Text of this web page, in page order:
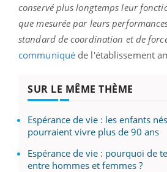
conservé plus longtemps leur
que mesurée par leurs
standard de coordination et de
communiqué de l'établissement
SUR LE MÊME THÈME
Espérance de vie : les enfants
pourraient vivre plus de 90 ans
Espérance de vie : pourquoi de
entre hommes et femmes ?